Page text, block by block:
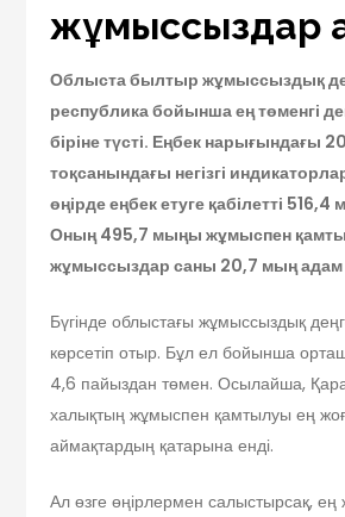
жұмыссыздар
Облыста былтыр жұмыссыздық
республика бойынша ең төменгі
біріне түсті. Еңбек нарығындағы
тоқсанындағы негізгі
өңірде еңбек етуге қабілетті
Оның 495,7 мыңы жұмыспен
жұмыссыздар саны 20,7 мың
Бүгінде облыстағы жұмыссыздық
көрсетіп отыр. Бұл ел бойынша
4,6 пайыздан төмен. Осылайша,
халықтың жұмыспен қамтылуы ең
аймақтардың қатарына енді.
Ал өзге өңірлермен салыстырсақ, ең